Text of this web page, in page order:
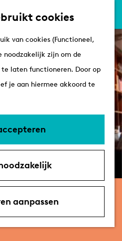
cookies
van cookies (Functioneel,
noodzakelijk zijn om de
laten functioneren. Door op
je aan hiermee akkoord te
aanpassen
e
n
u
Routes
Winkelen
Plan je bezoek
Tips
Arrangementen
parkeren